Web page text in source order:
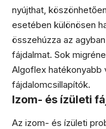
nyújthat,
esetében különösen
összehúzza az
fájdalmat. Sok
Algoflex hatékonyabb
fájdalomcsillapítók.
Izom- és ízületi
Az izom- és ízületi